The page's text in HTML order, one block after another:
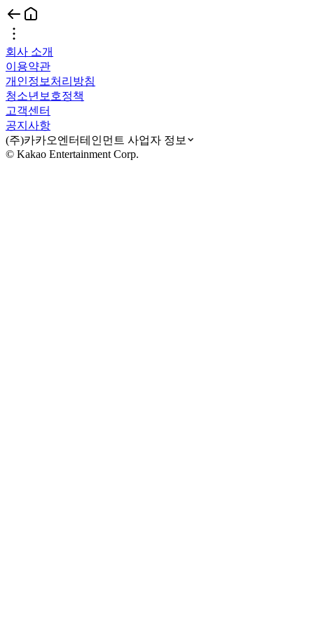
회사 소개
이용약관
개인정보처리방침
청소년보호정책
고객센터
공지사항
(주)카카오엔터테인먼트 사업자 정보
© Kakao Entertainment Corp.